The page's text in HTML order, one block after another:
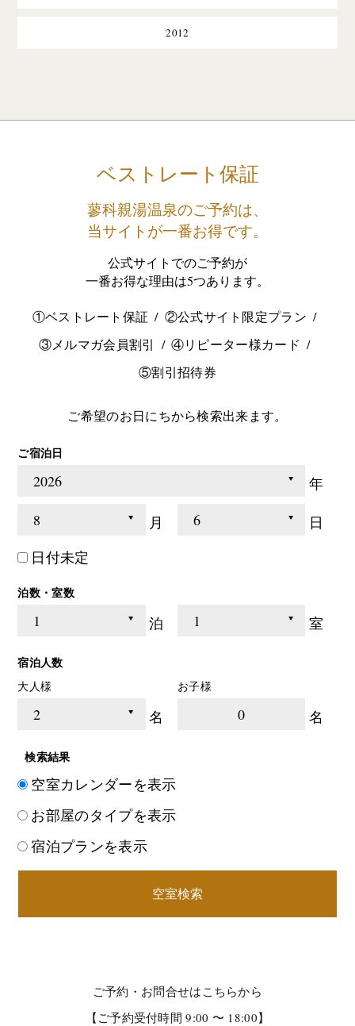
2012
ベストレート保証
蓼科親湯温泉のご予約は、
当サイトが一番お得です。
公式サイトでのご予約が
一番お得な理由は5つあります。
①ベストレート保証
②公式サイト限定プラン
③メルマガ会員割引
④リピーター様カード
⑤割引招待券
ご希望のお日にちから検索出来ます。
ご宿泊日
年
月
日
日付未定
泊数・室数
泊 室
宿泊人数
大人様
名
お子様
0 名
検索結果
空室カレンダーを表示
お部屋のタイプを表示
宿泊プランを表示
空室検索
ご予約・お問合せはこちらから
【ご予約受付時間 9:00 〜 18:00】